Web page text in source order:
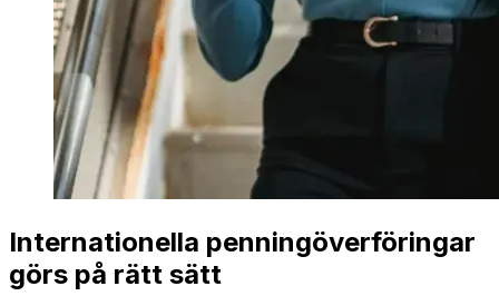
Internationella penningöverföringar
görs på rätt sätt